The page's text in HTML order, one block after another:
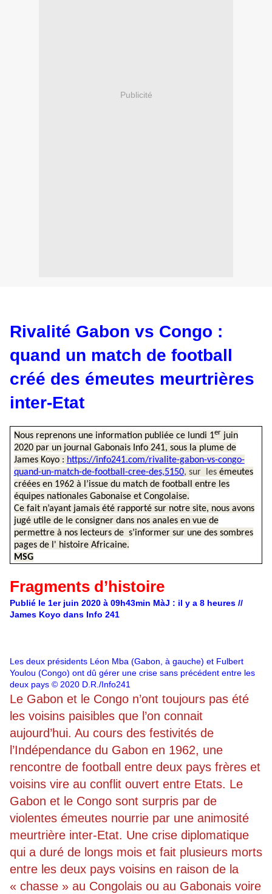
Publicité
Rivalité Gabon vs Congo :
quand un match de football
créé des émeutes meurtrières
inter-Etat
Nous reprenons une information publiée ce lundi 1er juin
2020 par un journal Gabonais Info 241, sous la plume de
James Koyo : https://info241.com/rivalite-gabon-vs-congo-
quand-un-match-de-football-cree-des,5150, sur les émeutes
créées en 1962 à l’issue du match de football entre les
équipes nationales Gabonaise et Congolaise.
Ce fait n’ayant jamais été rapporté sur notre site, nous avons
jugé utile de le consigner dans nos anales en vue de
permettre à nos lecteurs de s’informer sur une des sombres
pages de l' histoire Africaine.
MSG
Fragments d’histoire
Publié le 1er juin 2020 à 09h43min MàJ : il y a 8 heures //
James Koyo dans Info 241
Les deux présidents Léon Mba (Gabon, à gauche) et Fulbert
Youlou (Congo) ont dû gérer une crise sans précédent entre les
deux pays © 2020 D.R./Info241
Le Gabon et le Congo n’ont toujours pas été
les voisins paisibles que l’on connait
aujourd’hui. Au cours des festivités de
l’Indépendance du Gabon en 1962, une
rencontre de football entre deux pays frères et
voisins vire au conflit ouvert entre Etats. Le
Gabon et le Congo sont surpris par de
violentes émeutes nourrie par une animosité
meurtrière inter-Etat. Une crise diplomatique
qui a duré de longs mois et fait plusieurs morts
entre les deux pays voisins en raison de la
« chasse » au Congolais ou au Gabonais voire